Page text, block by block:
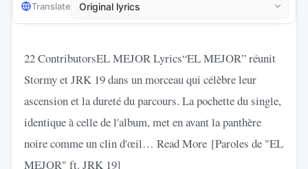
Translate
22 ContributorsEL MEJOR Lyrics“EL MEJOR” réunit
Stormy et JRK 19 dans un morceau qui célèbre leur
ascension et la dureté du parcours. La pochette du single,
identique à celle de l'album, met en avant la panthère
noire comme un clin d'œil… Read More [Paroles de "EL
MEJOR" ft. JRK 19]